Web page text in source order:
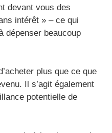
devant vous des
intérêt » – ce qui
dépenser beaucoup
plus que ce que
Il s’agit également
potentielle de